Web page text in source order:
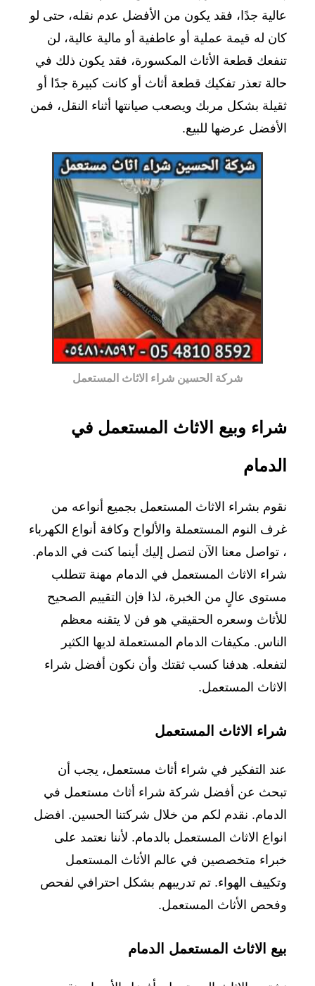
عالية جدًا، فقد يكون من الأفضل عدم نقله، حتى لو
كان له قيمة عملية أو عاطفية أو مالية عالية، لن
تنفعك قطعة الأثاث المكسورة، فقد يكون ذلك في
حالة تعذر تفكيك قطعة أثاث أو كانت كبيرة جدًا أو
ثقيلة بشكل مربك ويصعب صيانتها أثناء النقل، فمن
الأفضل عرضها للبيع.
شركة الحسين شراء الاثاث المستعمل
شراء وبيع الاثاث المستعمل في
الدمام
نقوم بشراء الاثاث المستعمل بجميع أنواعه من
غرف النوم المستعملة والألواح وكافة أنواع الكهرباء
، تواصل معنا الآن لتصل إليك أينما كنت في الدمام.
شراء الاثاث المستعمل في الدمام مهنة تتطلب
مستوى عالٍ من الخبرة، لذا فإن التقييم الصحيح
للأثاث وسعره الحقيقي هو فن لا يتقنه معظم
الناس. مكيفات الدمام المستعملة لديها الكثير
لتفعله. هدفنا كسب ثقتك وأن نكون أفضل شراء
الاثاث المستعمل.
شراء الاثاث المستعمل
عند التفكير في شراء أثاث مستعمل، يجب أن
تبحث عن أفضل شركة شراء أثاث مستعمل في
الدمام. نقدم لكم من خلال شركتنا الحسين. افضل
انواع الاثاث المستعمل بالدمام. لأننا نعتمد على
خبراء متخصصين في عالم الأثاث المستعمل
وتكييف الهواء. تم تدريبهم بشكل احترافي لفحص
وفحص الأثاث المستعمل.
بيع الاثاث المستعمل الدمام